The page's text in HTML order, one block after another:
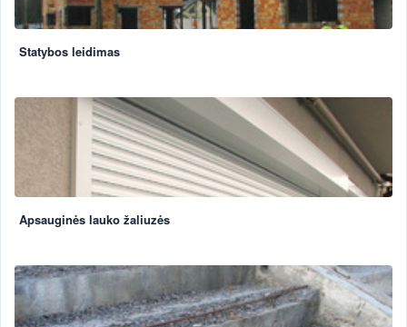
Statybos leidimas
Apsauginės lauko žaliuzės